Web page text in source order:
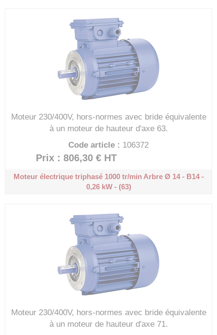
Moteur 230/400V, hors-normes avec bride équivalente
à un moteur de hauteur d'axe 63.
Code article : 106372
Prix : 806,30 € HT
Moteur électrique triphasé 1000 tr/minArbre Ø 14 - B14 -
0,26 kW - (63)
Moteur 230/400V, hors-normes avec bride équivalente
à un moteur de hauteur d'axe 71.